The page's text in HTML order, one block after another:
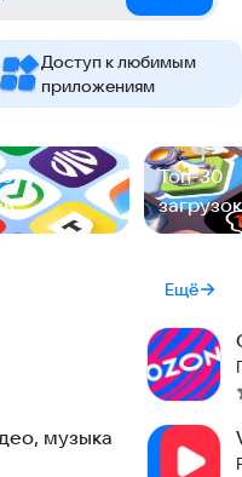
Доступ к любимым
приложениям
Топ-30
Ещё
музыка